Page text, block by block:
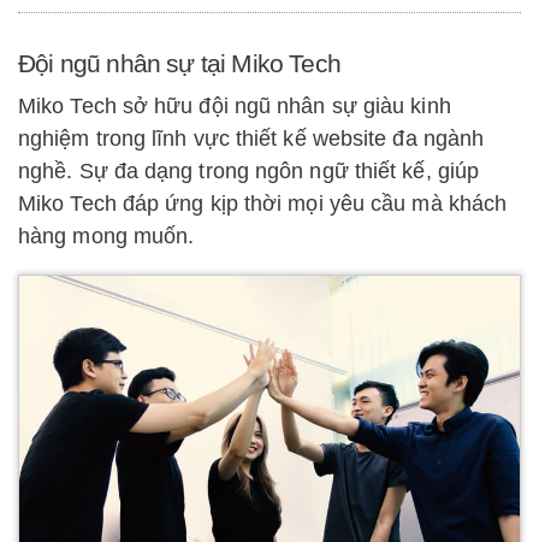
Đội ngũ nhân sự tại Miko Tech
Miko Tech sở hữu đội ngũ nhân sự giàu kinh
nghiệm trong lĩnh vực thiết kế website đa ngành
nghề. Sự đa dạng trong ngôn ngữ thiết kế, giúp
Miko Tech đáp ứng kịp thời mọi yêu cầu mà khách
hàng mong muốn.